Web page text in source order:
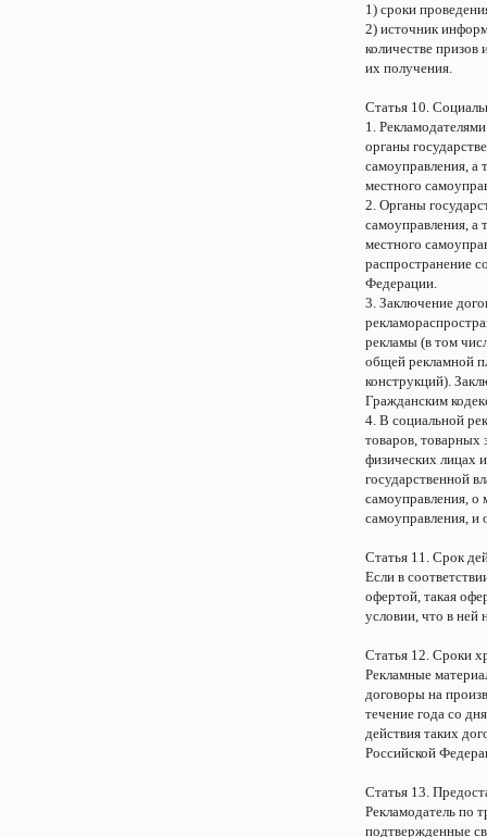
1) сроки
2) источник
количестве призов
их получения.
Статья 10.
1.
органы
самоуправления, а
местного
2. Органы
самоуправления, а
местного
распространение
Федерации.
3. Заключение
рекламы (в том
общей рекламной
конструкций).
Гражданским
4. В социальной
товаров, товарных
физических лицах
государственной
самоуправления, о
самоуправления, и
Статья 11. Срок
Если в
офертой, такая
условии, что в ней
Статья 12. Сроки
Рекламные
договоры на
течение года со
действия таких
Российской
Статья 13.
Рекламодатель по
подтвержденные